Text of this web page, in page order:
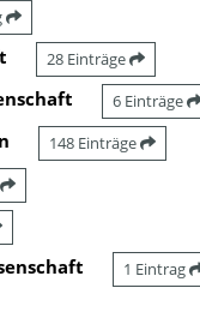
28 Einträge
6 Einträge
148 Einträge
1 Eintrag